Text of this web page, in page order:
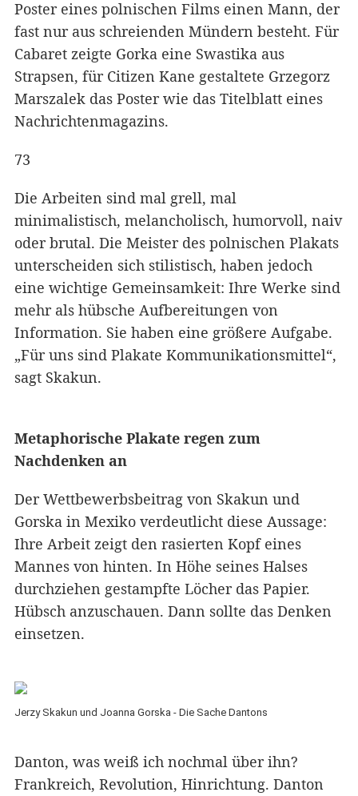
Poster eines polnischen Films einen Mann, der
fast nur aus schreienden Mündern besteht. Für
Cabaret zeigte Gorka eine Swastika aus
Strapsen, für Citizen Kane gestaltete Grzegorz
Marszalek das Poster wie das Titelblatt eines
Nachrichtenmagazins.
73
Die Arbeiten sind mal grell, mal
minimalistisch, melancholisch, humorvoll, naiv
oder brutal. Die Meister des polnischen Plakats
unterscheiden sich stilistisch, haben jedoch
eine wichtige Gemeinsamkeit: Ihre Werke sind
mehr als hübsche Aufbereitungen von
Information. Sie haben eine größere Aufgabe.
„Für uns sind Plakate Kommunikationsmittel“,
sagt Skakun.
Metaphorische Plakate regen zum
Nachdenken an
Der Wettbewerbsbeitrag von Skakun und
Gorska in Mexiko verdeutlicht diese Aussage:
Ihre Arbeit zeigt den rasierten Kopf eines
Mannes von hinten. In Höhe seines Halses
durchziehen gestampfte Löcher das Papier.
Hübsch anzuschauen. Dann sollte das Denken
einsetzen.
Jerzy Skakun und Joanna Gorska - Die Sache Dantons
Danton, was weiß ich nochmal über ihn?
Frankreich, Revolution, Hinrichtung. Danton